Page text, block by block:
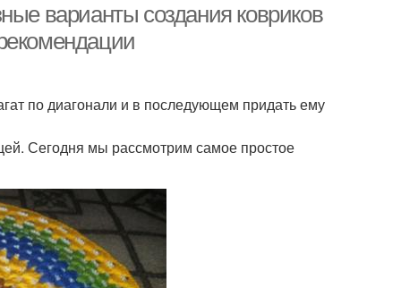
варианты создания ковриков
по диагонали и в последующем придать ему
Сегодня мы рассмотрим самое простое